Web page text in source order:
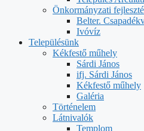
Önkormányzati
Belter.
Ivóvíz
Településünk
Kékfestő műhely
Sárdi János
ifj. Sárdi János
Kékfestő műhely
Galéria
Történelem
Látnivalók
Templom